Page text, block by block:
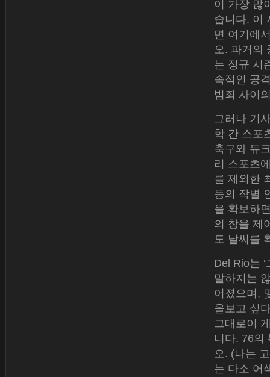
이 가장 많
습니다. 이
면 여기에
오. 과거의
는 정규 시
속적인 공
범죄 사이
그러나 기
학 간 스포
축구와 듀
리 스포츠
를 제외한
등의 작별
을 확보하
의 창을 제
도 날씨를
Del Rio는
말하지는
어졌으며,
을보고 싶
그대로이
니다. 76의
오. (나는
는 다소 어